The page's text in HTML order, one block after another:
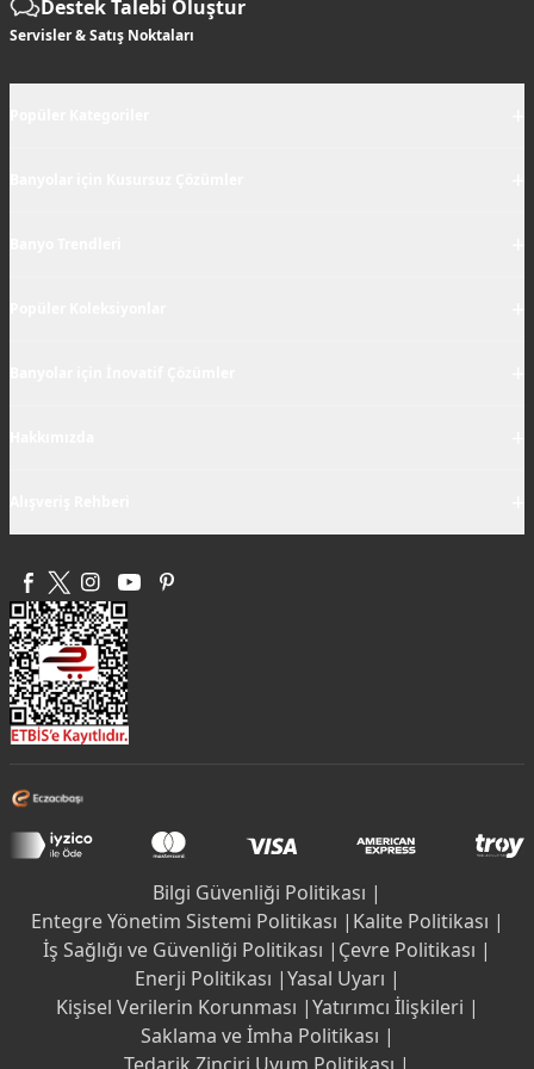
Destek Talebi Oluştur
Servisler & Satış Noktaları
Bilgi Güvenliği Politikası |
Entegre Yönetim Sistemi Politikası | Kalite Politikası |
İş Sağlığı ve Güvenliği Politikası | Çevre Politikası |
Enerji Politikası |Yasal Uyarı |
Kişisel Verilerin Korunması |Yatırımcı İlişkileri |
Saklama ve İmha Politikası |